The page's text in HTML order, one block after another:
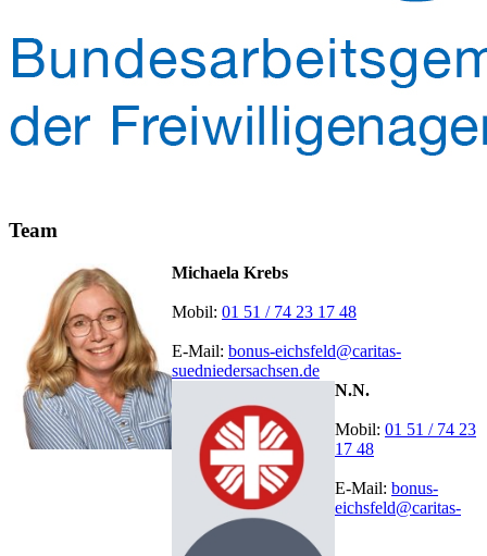
Team
Michaela Krebs
Mobil: 01 51 / 74 23 17 48
E-Mail: bonus-eichsfeld@caritas-
suedniedersachsen.de
N.N.
Mobil: 01 51 / 74 23
17 48
E-Mail: bonus-
eichsfeld@caritas-